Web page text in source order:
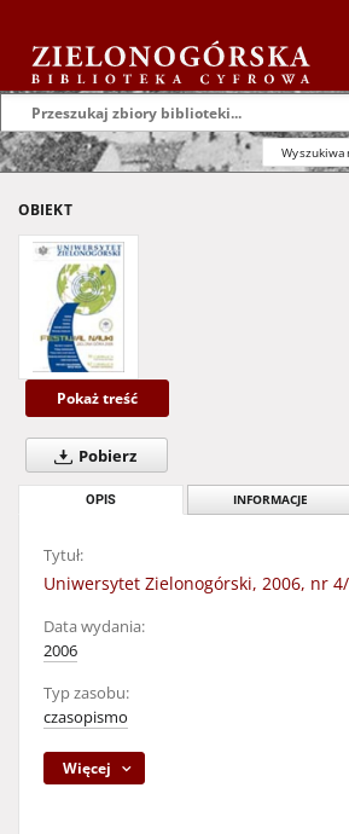
OBIEKT
Pokaż treść
Pobierz
OPIS INFORMACJE
Tytuł:
Uniwersytet Zielonogórski, 2006, nr
Data wydania:
2006
Typ zasobu:
czasopismo
Więcej